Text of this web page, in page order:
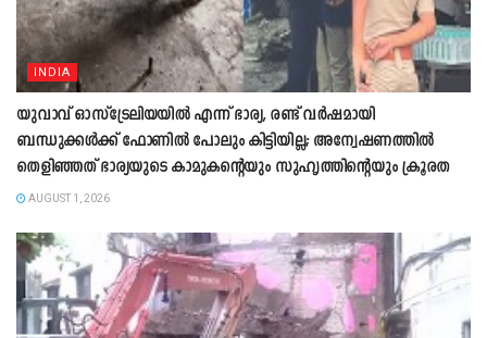
INDIA
യുവാവ് ഓസ്ട്രേലിയയിൽ എന്ന് ഭാര്യ, രണ്ട് വർഷമായി
ബന്ധുക്കൾക്ക് ഫോണിൽ പോലും കിട്ടിയില്ല; അന്വേഷണത്തിൽ
തെളിഞ്ഞത് ഭാര്യയുടെ കാമുകന്‍റെയും സുഹൃത്തിന്‍റെയും ക്രൂരത
AUGUST 1, 2026